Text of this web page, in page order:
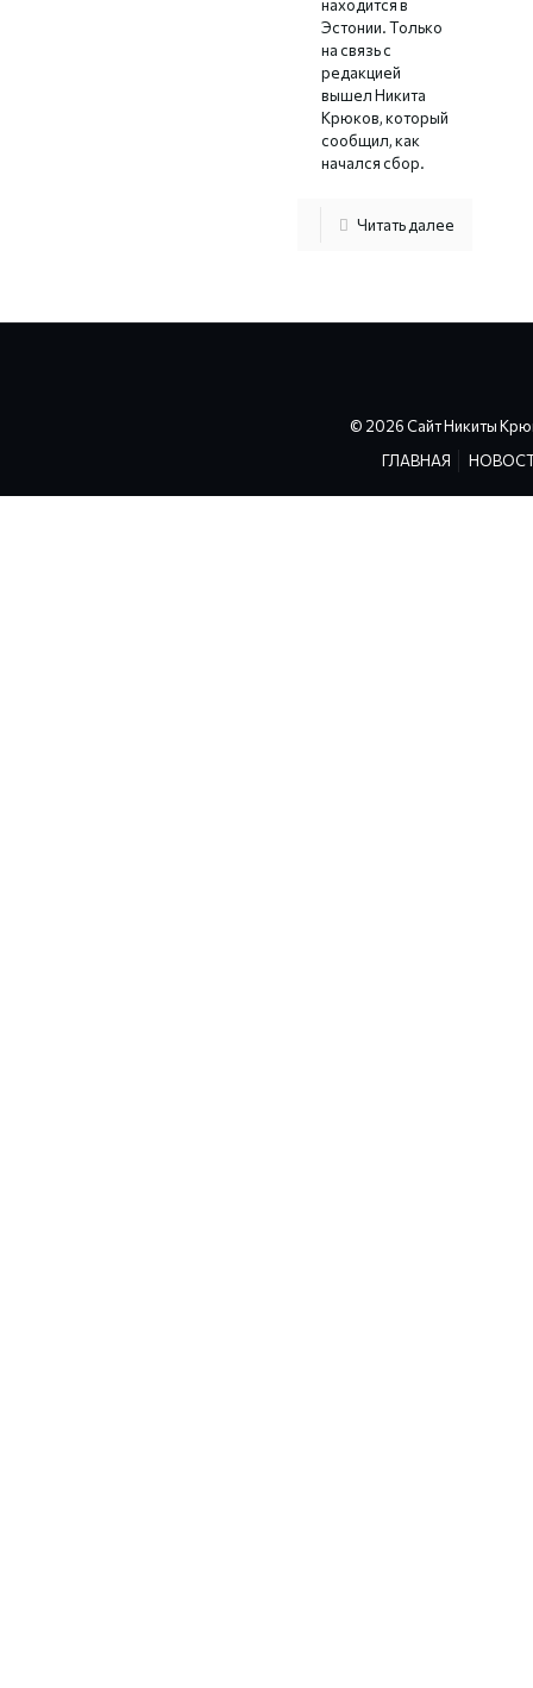
находится в
Эстонии. Только
на связь с
редакцией
вышел Никита
Крюков, который
сообщил, как
начался сбор.
Читать далее
© 2026 Сайт Никиты
ГЛАВНАЯ